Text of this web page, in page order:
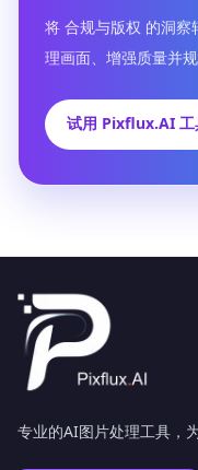
将 合规与版权 的洞
理画面、增强质量并规
试用 Pixflux.AI 工
专业的AI图片处理工具，